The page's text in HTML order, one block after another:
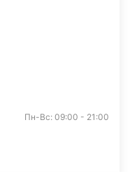
Пн-Вс: 09:00 - 21:00